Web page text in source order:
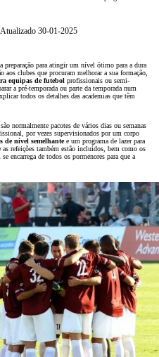
Atualizado 30-01-2025
preparação para atingir um nível ótimo para a dura
aos clubes que procuram melhorar a sua formação,
equipas de futebol profissionais ou semi-
a pré-temporada ou parte da temporada num
todos os detalhes das academias que têm
são normalmente pacotes de vários dias ou semanas
por vezes supervisionados por um corpo
de nível semelhantee um programa de lazer para
refeições também estão incluídos, bem como os
encarrega de todos os pormenores para que a